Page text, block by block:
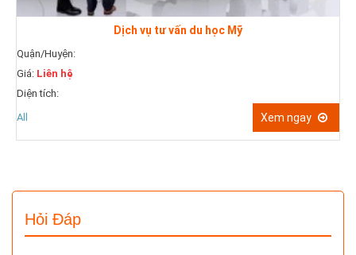
Dịch vụ tư vấn du học Mỹ
Quận/Huyện:
Giá:Liên hệ
Diện tích:
All
Xem ngay
Hỏi Đáp